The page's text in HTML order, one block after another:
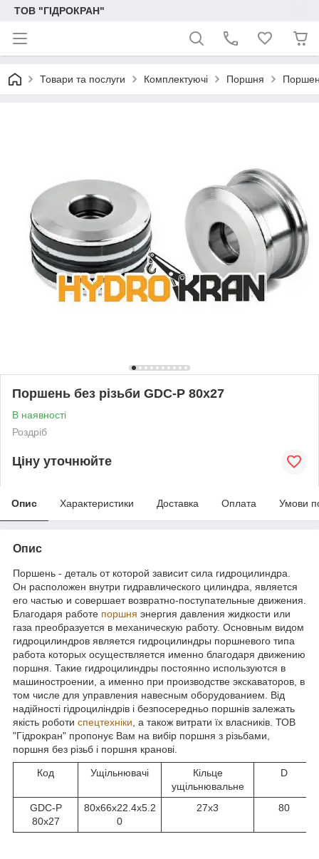
ТОВ "ГІДРОКРАН"
Товари та послуги Комплектуючі Поршня
Поршень без різьби GDC-P 80x27
В наявності
Роздріб
Ціну уточнюйте
Опис Характеристики Доставка Оплата Умови
Опис
Поршень - деталь от которой зависит сила гидроцилиндра.
Он расположен внутри гидравлического цилиндра, является
его частью и совершает возвратно-поступательные движения.
Благодаря работе поршня энергия давления жидкости или
газа преобразуется в механическую работу. Основным видом
гидроцилиндров является гидроцилиндры поршневого типа
работа которых осуществляется именно благодаря движению
поршня. Такие гидроцилиндры постоянно используются в
машиностроении, а именно при производстве экскаваторов, в
том числе для управления навесным оборудованием. Від
надійності гідроциліндрів і безпосередньо поршнів залежать
якість роботи спецтехніки , а також витрати їх власників. ТОВ
"Гідрокран" пропонує Вам на вибір поршня з різьбами,
поршня без різьб і поршня кранові.
Код Ущільнювачі
Кільце
ущільнювальне
D
GDC-P
80x27
80x66x22.4x5.2
0
27x3 80